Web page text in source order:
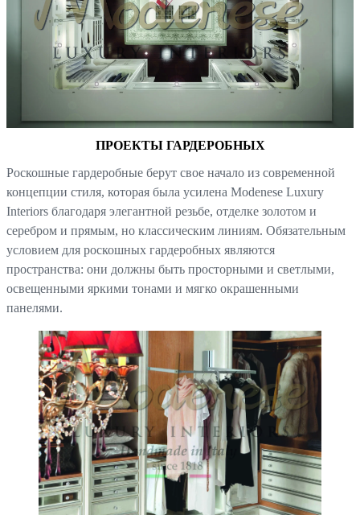
ПРОЕКТЫ ГАРДЕРОБНЫХ
Роскошные гардеробные берут свое начало из современной
концепции стиля, которая была усилена Modenese Luxury
Interiors благодаря элегантной резьбе, отделке золотом и
серебром и прямым, но классическим линиям. Обязательным
условием для роскошных гардеробных являются
пространства: они должны быть просторными и светлыми,
освещенными яркими тонами и мягко окрашенными
панелями.